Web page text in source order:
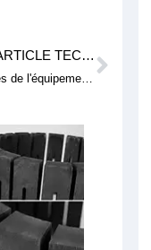
LIRE L'ARTICLE TECHNIQUE SUIVANT
Avantages de l'équipement de coupe au fil diamanté